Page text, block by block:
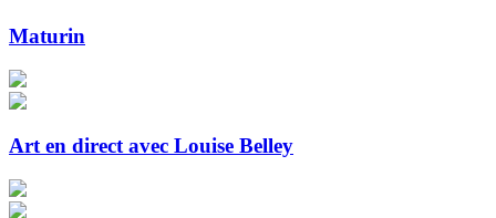
Maturin
Art en direct avec Louise Belley